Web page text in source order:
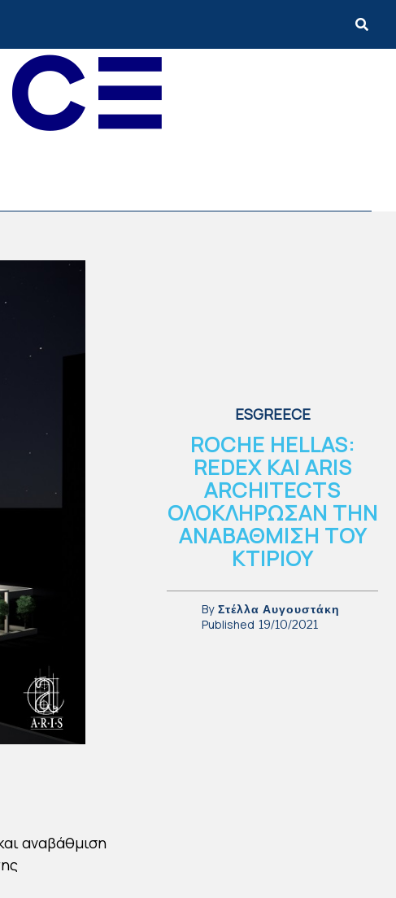
ESGREECE
ROCHE HELLAS:
REDEX ΚΑΙ ARIS
ARCHITECTS
ΟΛΟΚΛΗΡΩΣΑΝ ΤΗΝ
ΑΝΑΒΑΘΜΙΣΗ ΤΟΥ
ΚΤΙΡΙΟΥ
By Στέλλα Αυγουστάκη
Published 19/10/2021
αναβάθμιση